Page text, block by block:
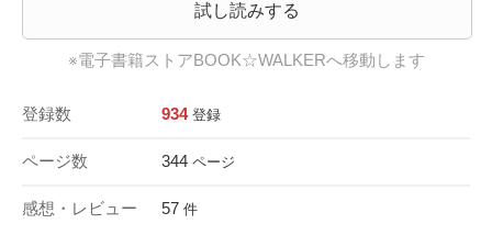
試し読みする
※電子書籍ストアBOOK☆WALKERへ移動します
登録数 934 登録
ページ数 344 ページ
感想・レビュー 57 件